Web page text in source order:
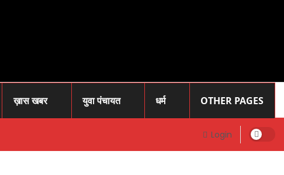
ख़ास खबर युवा पंचायत धर्म OTHER PAGES
Login